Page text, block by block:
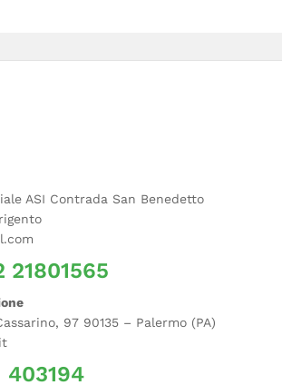
ASI Contrada San Benedetto
21801565
97 90135 – Palermo (PA)
403194